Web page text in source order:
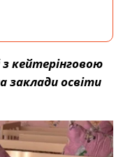
з кейтерінговою
заклади освіти